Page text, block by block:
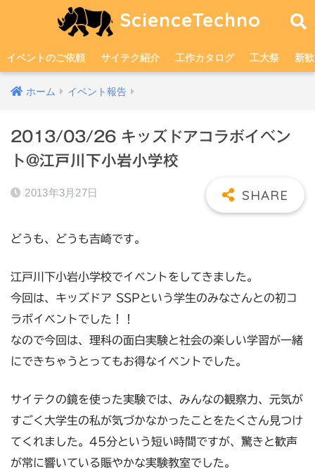
ScienceTechno
イベントのご依頼 サイテク紹介 工作カタログ 工大祭 新歓
ホーム イベント報告
2013/03/26 キッズドアコラボイベン
ト@江戸川下小岩小学校
2013年3月27日
どうも、どうも吉崎です。
江戸川下小岩小学校でイベントをしてきました。
今回は、キッズドア SSPという学生のみなさんとの初コ
ラボイベントでした！！
なので今回は、理科の面白実験と社会の楽しい学習が一緒
にできちゃうとってもお得なイベントでした。
サイテクの鏡を使った実験では、みんなの観察力、元気が
すごく大学生の私が気づかなかったことをたくさん見つけ
てくれました。45分という短い時間ですが、驚きと歓声
が常に響いている賑やかな実験教室でした。